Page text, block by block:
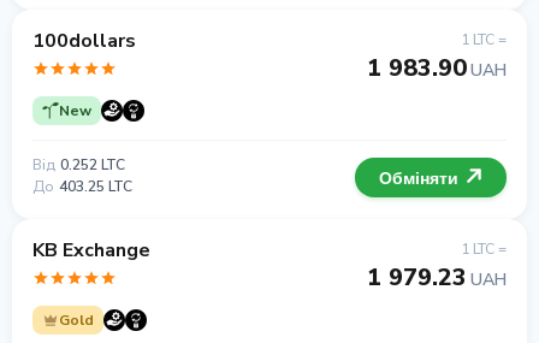
100dollars
New
1 LTC =
1 983.90UAH
Від 0.252 LTC
До 403.25 LTC Обміняти
KB Exchange
Gold
1 LTC =
1 979.23 UAH